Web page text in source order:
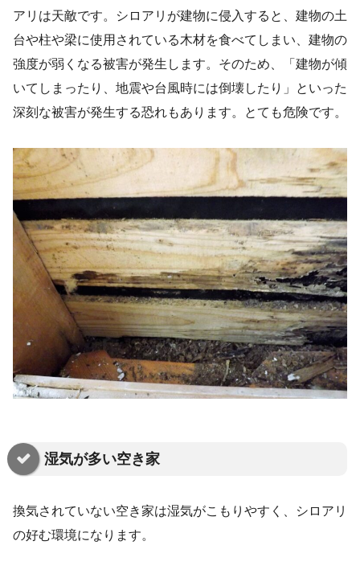
アリは天敵です。シロアリが建物に侵入すると、建物の土
台や柱や梁に使用されている木材を食べてしまい、建物の
強度が弱くなる被害が発生します。そのため、「建物が傾
いてしまったり、地震や台風時には倒壊したり」といった
深刻な被害が発生する恐れもあります。とても危険です。
湿気が多い空き家
換気されていない空き家は湿気がこもりやすく、シロアリ
の好む環境になります。